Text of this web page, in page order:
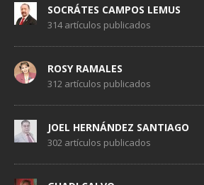
SOCRÁTES CAMPOS LEMUS
314 artículos publicados
ROSY RAMALES
312 artículos publicados
JOEL HERNÁNDEZ SANTIAGO
302 artículos publicados